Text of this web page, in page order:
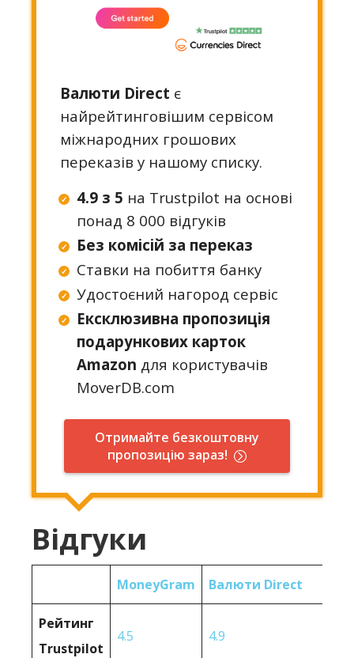
Валюти Direct є
найрейтинговішим сервісом
міжнародних грошових
переказів у нашому списку.
4.9 з 5 на Trustpilot на основі
понад 8 000 відгуків
Без комісій за переказ
Ставки на побиття банку
Удостоєний нагород сервіс
Ексклюзивна пропозиція
подарункових карток
Amazon для користувачів
MoverDB.com
Отримайте безкоштовну
пропозицію зараз!
Відгуки
MoneyGram Валюти Direct
Рейтинг
Trustpilot
4.5 4.9